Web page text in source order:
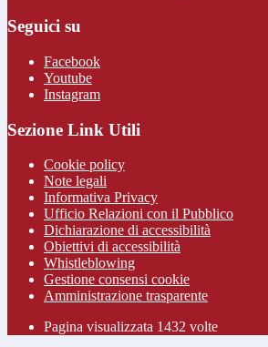
Seguici su
Facebook
Youtube
Instagram
Sezione Link Utili
Cookie policy
Note legali
Informativa Privacy
Ufficio Relazioni con il Pubblico
Dichiarazione di accessibilità
Obiettivi di accessibilità
Whistleblowing
Gestione consensi cookie
Amministrazione trasparente
Pagina visualizzata 1432 volte